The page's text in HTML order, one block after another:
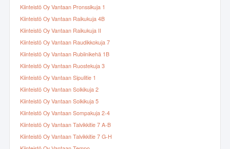
Kiinteistö Oy Vantaan Pronssikuja 1
Kiinteistö Oy Vantaan Raikukuja 4B
Kiinteistö Oy Vantaan Raikukuja II
Kiinteistö Oy Vantaan Raudikkokuja 7
Kiinteistö Oy Vantaan Rubiinikehä 1B
Kiinteistö Oy Vantaan Ruostekuja 3
Kiinteistö Oy Vantaan Sipulitie 1
Kiinteistö Oy Vantaan Solkikuja 2
Kiinteistö Oy Vantaan Solkikuja 5
Kiinteistö Oy Vantaan Sompakuja 2-4
Kiinteistö Oy Vantaan Talvikkitie 7 A-B
Kiinteistö Oy Vantaan Talvikkitie 7 G-H